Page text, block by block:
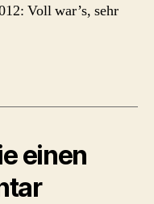
Voll war’s, sehr
einen